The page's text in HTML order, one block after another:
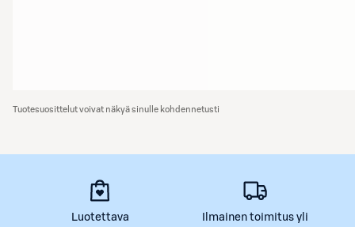
Tuotesuosittelut voivat näkyä sinulle kohdennetusti
Luotettava
Ilmainen toimitus yli